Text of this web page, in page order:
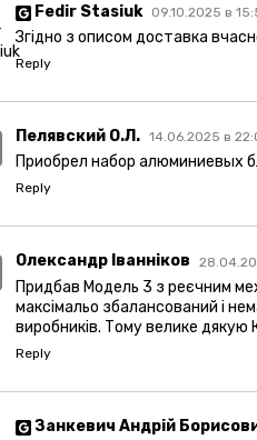
Fedir Stasiuk 09.10.2025 в
Згідно з описом доставка
Reply
Пелявский О.Л. 14.06.2025 в
Приобрел набор алюминиевых
Reply
Олександр Іванніков
Придбав Модель 3 з реєчним
максімальо збалансований і
виробників. Тому велике дякую
Reply
Занкевич Андрій